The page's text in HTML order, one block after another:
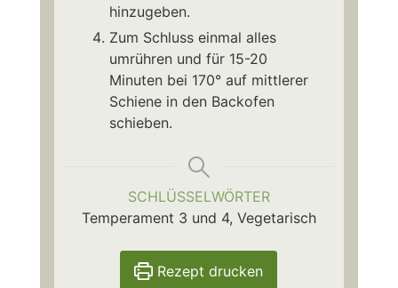
hinzugeben.
Zum Schluss einmal alles
umrühren und für 15-20
Minuten bei 170° auf mittlerer
Schiene in den Backofen
schieben.
SCHLÜSSELWÖRTER
Temperament 3 und 4, Vegetarisch
Rezept drucken